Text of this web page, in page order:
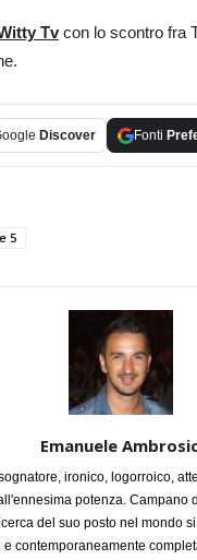
Tvcon lo scontro fra
Discover Fonti
5
Emanuele
ironico, logorroico,
potenza. Campano
del suo posto nel mondo
e contemporaneamente